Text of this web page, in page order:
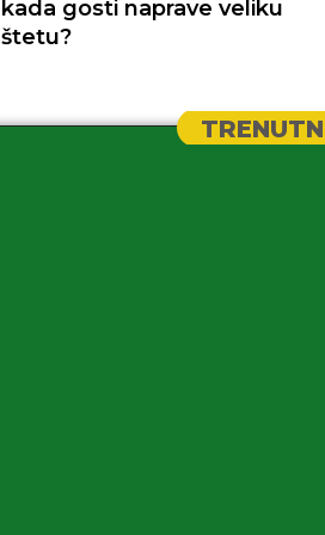
kada gosti naprave veliku
štetu?